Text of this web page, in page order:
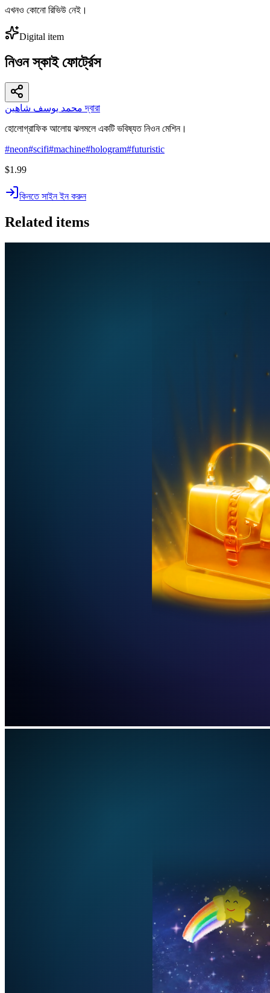
এখনও কোনো রিভিউ নেই।
Digital item
নিওন স্কাই ফোর্ট্রেস
محمد يوسف شاهين দ্বারা
হোলোগ্রাফিক আলোয় ঝলমলে একটি ভবিষ্যত নিওন মেশিন।
#neon#scifi#machine#hologram#futuristic
$1.99
কিনতে সাইন ইন করুন
Related items